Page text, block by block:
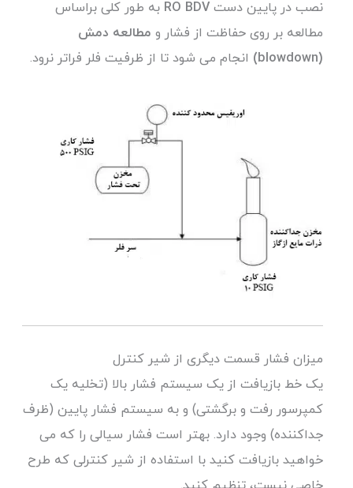
نصب در پایین دستRO BDV
به طور کلی براساس
مطالعه بر روی حفاظت از فشار و مطالعه دمش
(blowdown)
انجام می شود تا از ظرفیت فلر فراتر نرود.
میزان فشار قسمت دیگری از شیر کنترل
یک خط بازیافت از یک سیستم فشار بالا (تخلیه یک
کمپرسور رفت و برگشتی) و به سیستم فشار پایین (ظرف
جداکننده) وجود دارد. بهتر است فشار سیالی را که می
خواهید بازیافت کنید با استفاده از شیر کنترلی که طرح